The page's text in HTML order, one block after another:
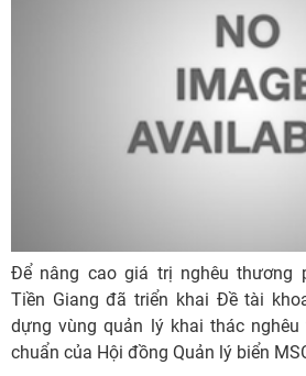
Để nâng cao giá trị nghêu thương
Tiền Giang đã triển khai Đề tài
dựng vùng quản lý khai thác nghêu
chuẩn của Hội đồng Quản lý biển